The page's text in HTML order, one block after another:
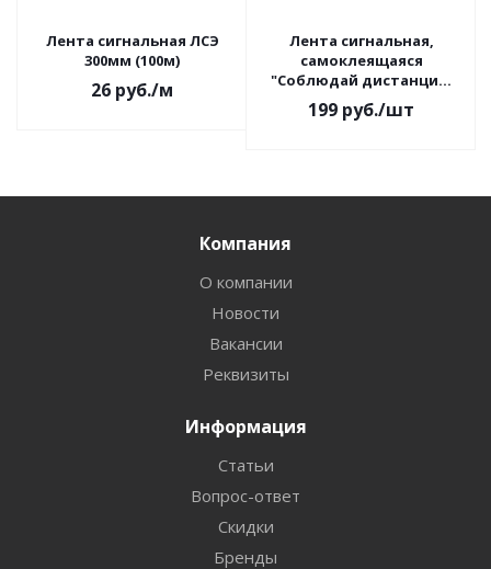
Лента сигнальная ЛСЭ
300мм (100м)
26 руб./м
Лента сигнальная,
самоклеящаяся
"Соблюдай дистанцию
1,5 м!" ЛСДк-48х66 TDM
199 руб./шт
Компания
О компании
Новости
Вакансии
Реквизиты
Информация
Статьи
Вопрос-ответ
Скидки
Бренды